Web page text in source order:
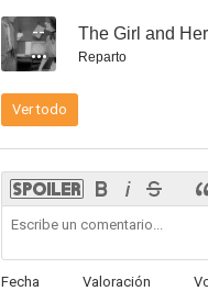
-- The Girl and
Reparto
Ver todo
Fecha Valoración